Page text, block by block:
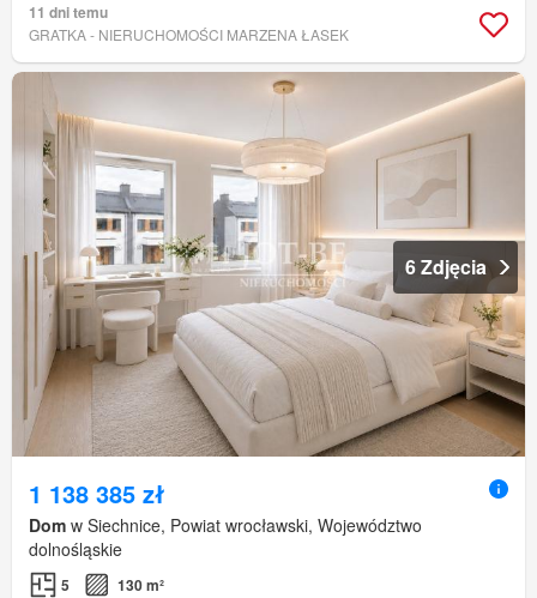
11 dni temu
GRATKA - NIERUCHOMOŚCI MARZENA ŁASEK
6 Zdjęcia
1 138 385 zł
Dom w Siechnice, Powiat wrocławski, Województwo
dolnośląskie
5 130 m²